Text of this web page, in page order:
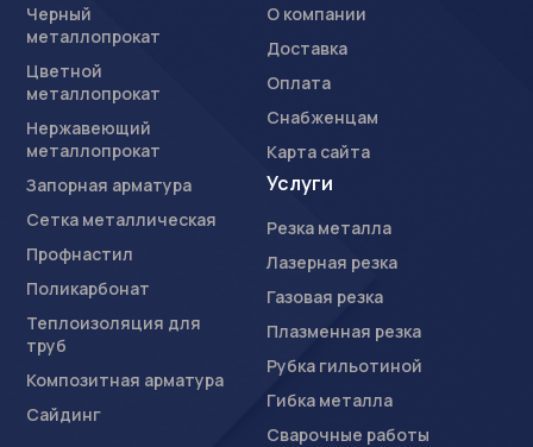
Черный
металлопрокат
Цветной
металлопрокат
Нержавеющий
металлопрокат
Запорная арматура
Сетка металлическая
Профнастил
Поликарбонат
Теплоизоляция для
труб
Композитная арматура
Сайдинг
О компании
Доставка
Оплата
Снабженцам
Карта сайта
Услуги
Резка металла
Лазерная резка
Газовая резка
Плазменная резка
Рубка гильотиной
Гибка металла
Сварочные работы